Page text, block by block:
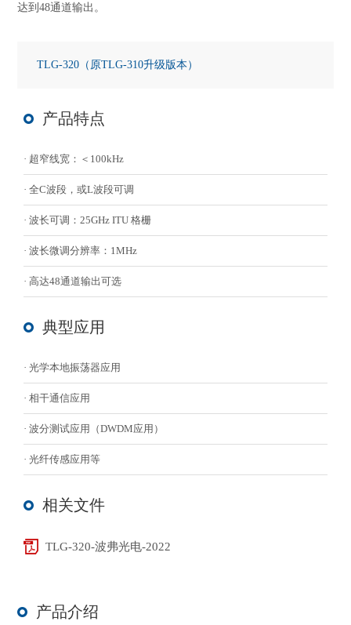
达到48通道输出。
TLG-320（原TLG-310升级版本）
产品特点
· 超窄线宽：＜100kHz
· 全C波段，或L波段可调
· 波长可调：25GHz ITU 格栅
· 波长微调分辨率：1MHz
· 高达48通道输出可选
典型应用
· 光学本地振荡器应用
· 相干通信应用
· 波分测试应用（DWDM应用）
· 光纤传感应用等
相关文件
TLG-320-波弗光电-2022
产品介绍